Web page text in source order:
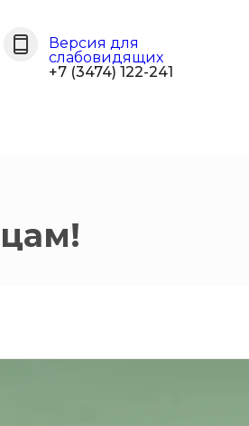
Версия для
слабовидящих
+7 (3474) 122-241